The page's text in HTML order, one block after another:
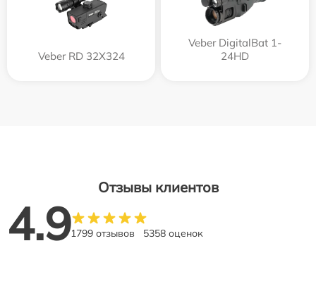
Veber RD 32X324
Veber DigitalBat 1-
24HD
Отзывы клиентов
4.91799 отзывов 5358 оценок